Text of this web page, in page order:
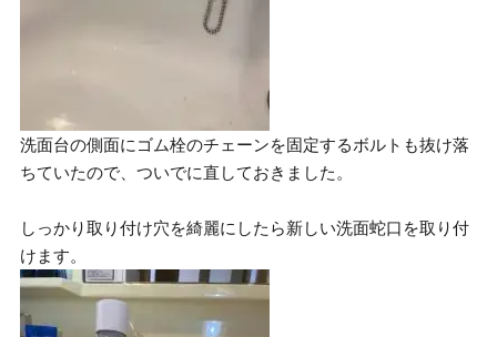
洗面台の側面にゴム栓のチェーンを固定するボルトも抜け落
ちていたので、ついでに直しておきました。
しっかり取り付け穴を綺麗にしたら新しい洗面蛇口を取り付
けます。